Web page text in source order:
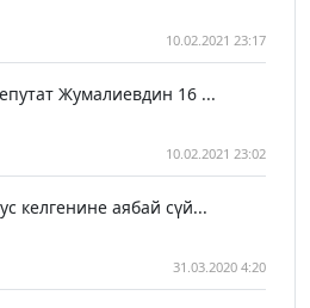
10.02.2021 23:17
Жумалиевдин 16 ...
10.02.2021 23:02
келгенине аябай сүй...
31.03.2020 4:20